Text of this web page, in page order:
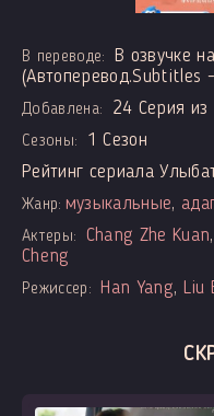
В переводе:
В озвучке
(Автоперевод.Subtitles
Добавлена: 24 Серия из
Сезоны:
1 Сезон
Рейтинг сериала
Жанр: музыкальные,
Актеры: Chang Zhe Kuan
Cheng
Режиссер: Han Yang, Liu